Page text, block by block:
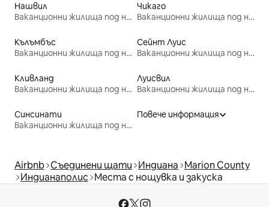
Нашвил
Ваканционни жилища под наем
Чикаго
Ваканционни жилища под наем
Кълъмбъс
Ваканционни жилища под наем
Сейнт Луис
Ваканционни жилища под наем
Кливланд
Ваканционни жилища под наем
Луисвил
Ваканционни жилища под наем
Синсинати
Ваканционни жилища под наем
Повече информация
Airbnb Съединени щати Индиана Marion County
Индианаполис Места с нощувка и закуска